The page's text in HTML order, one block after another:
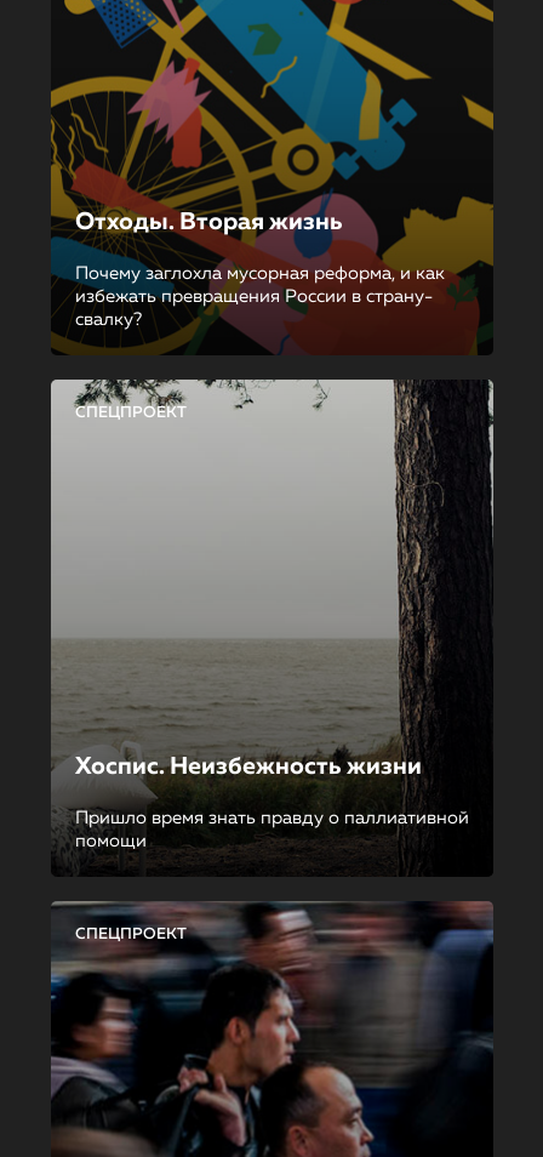
Отходы. Вторая жизнь
Почему заглохла мусорная реформа, и как
избежать превращения России в страну-
свалку?
СПЕЦПРОЕКТ
Хоспис. Неизбежность жизни
Пришло время знать правду о паллиативной
помощи
СПЕЦПРОЕКТ